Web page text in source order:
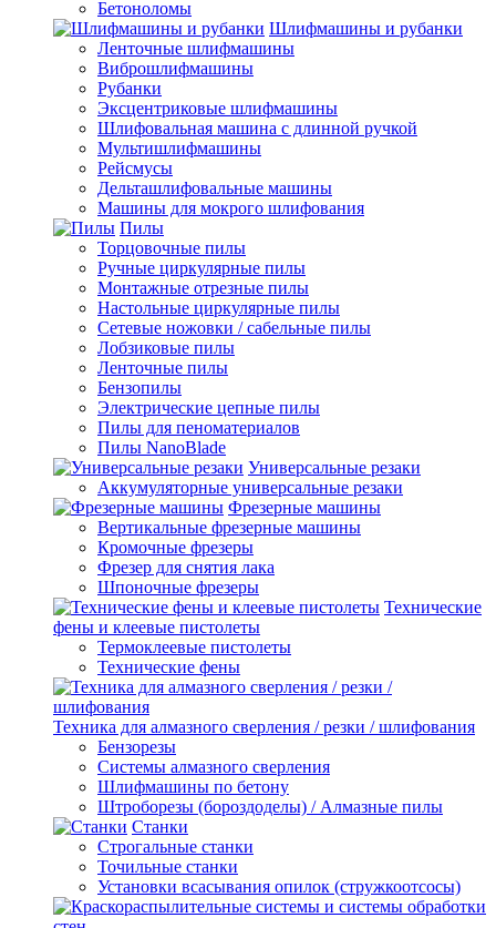
Бетоноломы
Шлифмашины и рубанки
Ленточные шлифмашины
Виброшлифмашины
Рубанки
Эксцентриковые шлифмашины
Шлифовальная машина с длинной ручкой
Мультишлифмашины
Рейсмусы
Дельташлифовальные машины
Машины для мокрого шлифования
Пилы
Торцовочные пилы
Ручные циркулярные пилы
Монтажные отрезные пилы
Настольные циркулярные пилы
Сетевые ножовки / сабельные пилы
Лобзиковые пилы
Ленточные пилы
Бензопилы
Электрические цепные пилы
Пилы для пеноматериалов
Пилы NanoBlade
Универсальные резаки
Аккумуляторные универсальные резаки
Фрезерные машины
Вертикальные фрезерные машины
Кромочные фрезеры
Фрезер для снятия лака
Шпоночные фрезеры
Технические
фены и клеевые пистолеты
Термоклеевые пистолеты
Технические фены
Техника для алмазного сверления / резки / шлифования
Бензорезы
Системы алмазного сверления
Шлифмашины по бетону
Штроборезы (бороздоделы) / Алмазные пилы
Станки
Строгальные станки
Точильные станки
Установки всасывания опилок (стружкоотсосы)